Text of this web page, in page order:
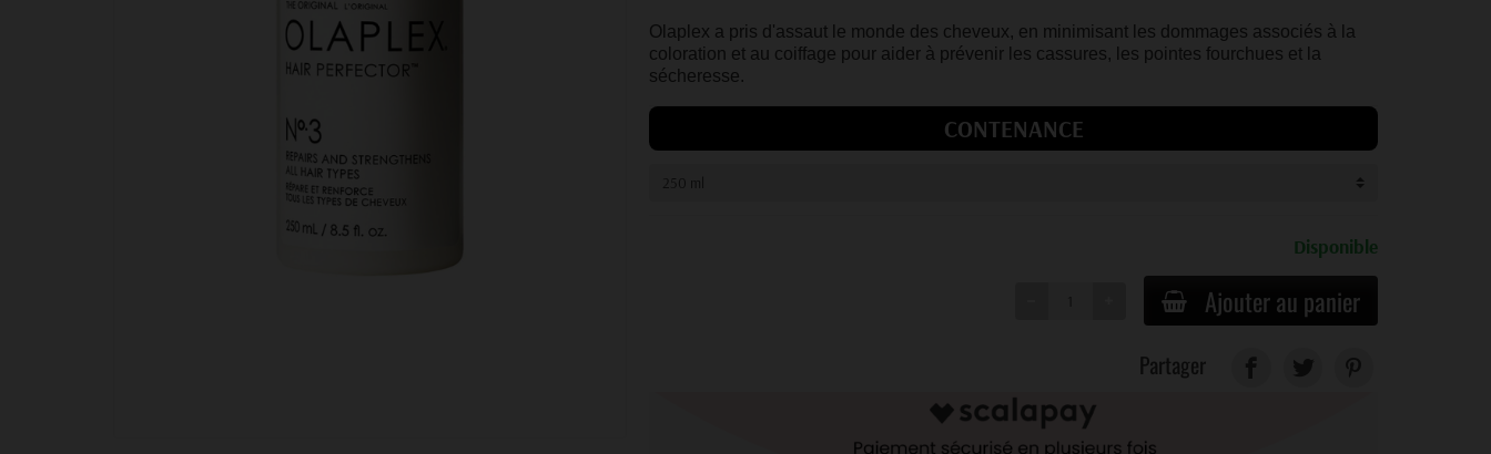
Olaplex a pris d'assaut le monde des cheveux, en minimisant les dommages associés à la
coloration et au coiffage pour aider à prévenir les cassures, les pointes fourchues et la
sécheresse.
CONTENANCE
Disponible
Ajouter au panier
Partager